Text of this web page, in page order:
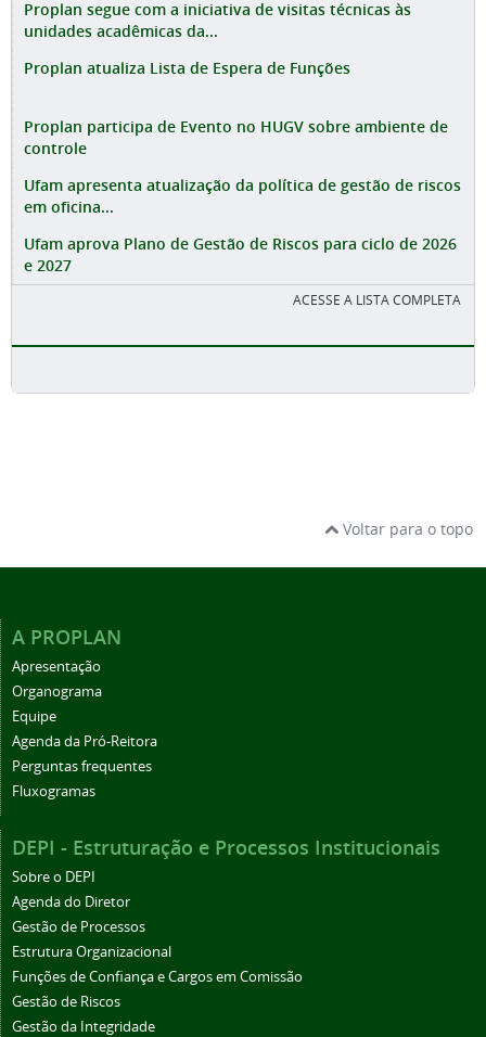
Proplan segue com a iniciativa de visitas técnicas às
unidades acadêmicas da...
Proplan atualiza Lista de Espera de Funções
Proplan participa de Evento no HUGV sobre ambiente de
controle
Ufam apresenta atualização da política de gestão de riscos
em oficina...
Ufam aprova Plano de Gestão de Riscos para ciclo de 2026
e 2027
ACESSE A LISTA COMPLETA
Voltar para o topo
A PROPLAN
Apresentação
Organograma
Equipe
Agenda da Pró-Reitora
Perguntas frequentes
Fluxogramas
DEPI - Estruturação e Processos Institucionais
Sobre o DEPI
Agenda do Diretor
Gestão de Processos
Estrutura Organizacional
Funções de Confiança e Cargos em Comissão
Gestão de Riscos
Gestão da Integridade